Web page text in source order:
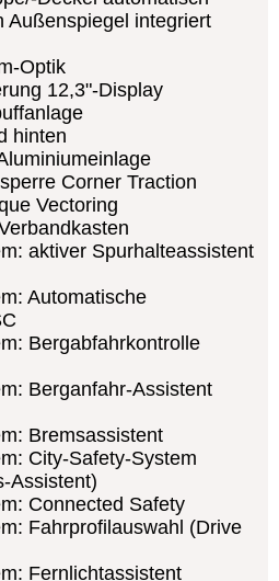
Außenspiegel integriert
Optik
12,3"-Display
hinten
Corner Traction
Vectoring
aktiver Spurhalteassistent
Automatische
Bergabfahrkontrolle
Berganfahr-Assistent
Bremsassistent
City-Safety-System
Assistent)
Connected Safety
Fahrprofilauswahl (Drive
Fernlichtassistent